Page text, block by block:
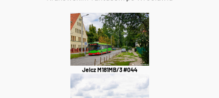
Jelcz M181MB/3 #044